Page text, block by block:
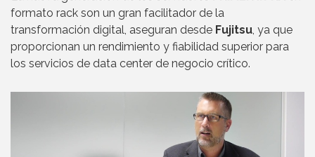
formato rack son un gran facilitador de la
transformación digital, aseguran desde Fujitsu, ya que
proporcionan un rendimiento y fiabilidad superior para
los servicios de data center de negocio crítico.